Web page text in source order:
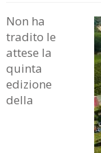
Non ha
tradito le
attese la
quinta
edizione
della